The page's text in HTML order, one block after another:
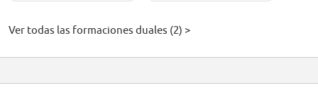
Ver todas las formaciones duales (2) >